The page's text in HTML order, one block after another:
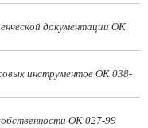
документации ОК
инструментов OK 038-
ОК 027-99